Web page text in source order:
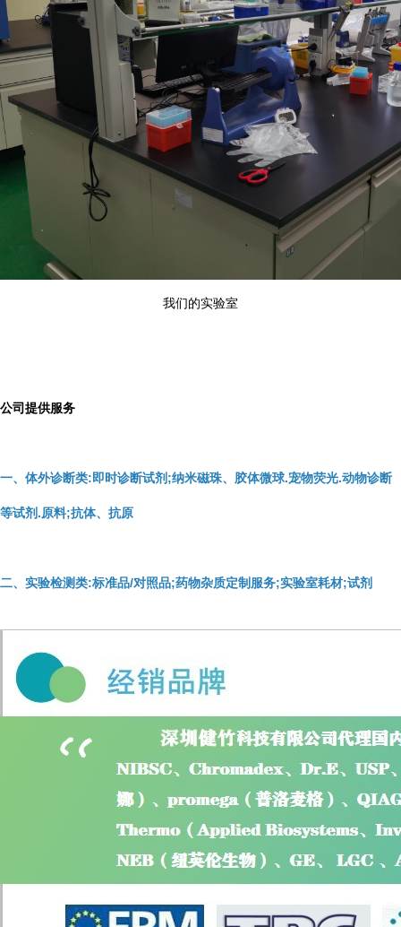
我们的实验室
公司提供服务
一、体外诊断类:即时诊断试剂;纳米磁珠、胶体微球.宠物荧光.动物诊断
等试剂.原料;抗体、抗原
二、实验检测类:标准品/对照品;药物杂质定制服务;实验室耗材;试剂